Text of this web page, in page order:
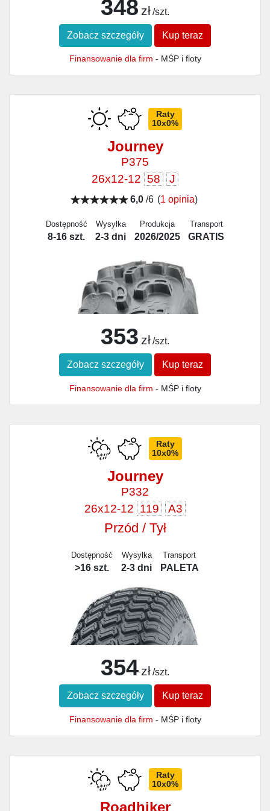
348 zł /szt.
Zobacz szczegóły Kup teraz
Finansowanie dla firm - MŚP i floty
Raty
10x0%
Journey
P375
26x12-12 58 J
6,0/6 (1 opinia)
Dostępność
8-16 szt.
Wysyłka
2-3 dni
Produkcja
2026/2025
Transport
GRATIS
353 zł /szt.
Zobacz szczegóły Kup teraz
Finansowanie dla firm - MŚP i floty
Raty
10x0%
Journey
P332
26x12-12 119 A3
Przód / Tył
Dostępność
>16 szt.
Wysyłka
2-3 dni
Transport
PALETA
354 zł /szt.
Zobacz szczegóły Kup teraz
Finansowanie dla firm - MŚP i floty
Raty
10x0%
Roadhiker